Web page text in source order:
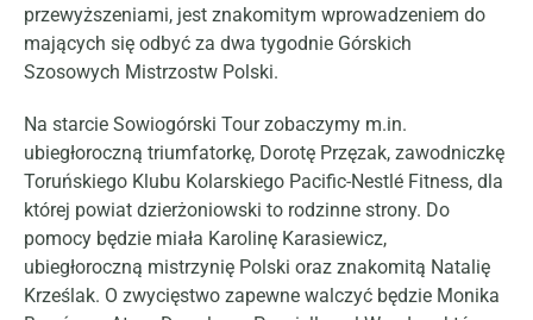
przewyższeniami, jest znakomitym wprowadzeniem do
mających się odbyć za dwa tygodnie Górskich
Szosowych Mistrzostw Polski.
Na starcie Sowiogórski Tour zobaczymy m.in.
ubiegłoroczną triumfatorkę, Dorotę Przęzak, zawodniczkę
Toruńskiego Klubu Kolarskiego Pacific-Nestlé Fitness, dla
której powiat dzierżoniowski to rodzinne strony. Do
pomocy będzie miała Karolinę Karasiewicz,
ubiegłoroczną mistrzynię Polski oraz znakomitą Natalię
Krześlak. O zwycięstwo zapewne walczyć będzie Monika